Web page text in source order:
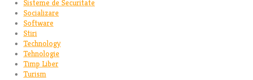
Sisteme de Securitate
Socializare
Software
Stiri
Technology
Tehnologie
Timp Liber
Turism